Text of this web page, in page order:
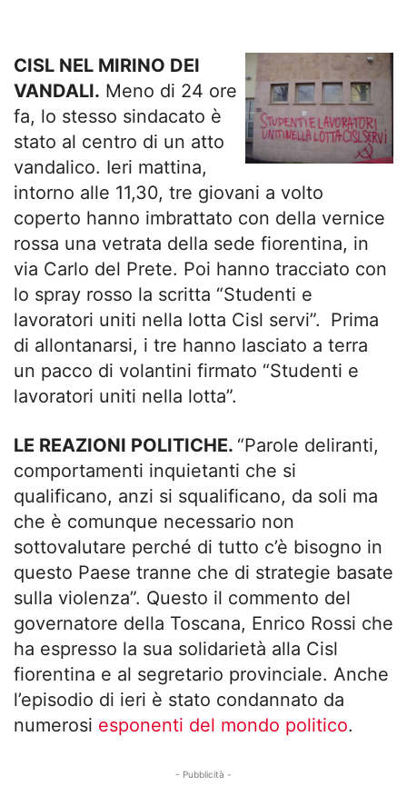
CISL NEL MIRINO DEI
VANDALI. Meno di 24 ore
fa, lo stesso sindacato è
stato al centro di un atto
vandalico. Ieri mattina,
intorno alle 11,30, tre giovani a volto
coperto hanno imbrattato con della vernice
rossa una vetrata della sede fiorentina, in
via Carlo del Prete. Poi hanno tracciato con
lo spray rosso la scritta “Studenti e
lavoratori uniti nella lotta Cisl servi”. Prima
di allontanarsi, i tre hanno lasciato a terra
un pacco di volantini firmato “Studenti e
lavoratori uniti nella lotta”.
LE REAZIONI POLITICHE. “Parole deliranti,
comportamenti inquietanti che si
qualificano, anzi si squalificano, da soli ma
che è comunque necessario non
sottovalutare perché di tutto c’è bisogno in
questo Paese tranne che di strategie basate
sulla violenza”. Questo il commento del
governatore della Toscana, Enrico Rossi che
ha espresso la sua solidarietà alla Cisl
fiorentina e al segretario provinciale. Anche
l’episodio di ieri è stato condannato da
numerosi esponenti del mondo politico.
- Pubblicità -